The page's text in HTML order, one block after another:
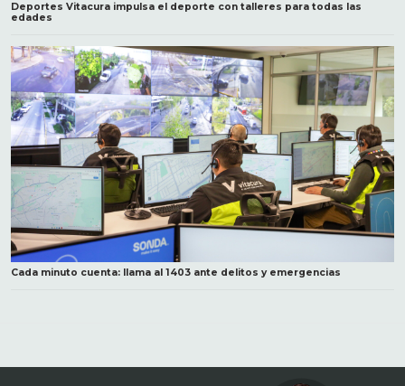
Deportes Vitacura impulsa el deporte con talleres para todas las
edades
Cada minuto cuenta: llama al 1403 ante delitos y emergencias